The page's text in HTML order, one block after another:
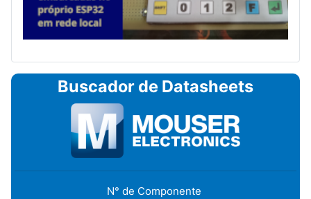
Buscador de Datasheets
N° de Componente